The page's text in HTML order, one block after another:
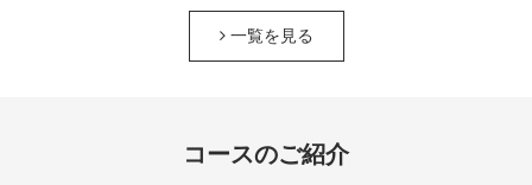
一覧を見る
コースのご紹介